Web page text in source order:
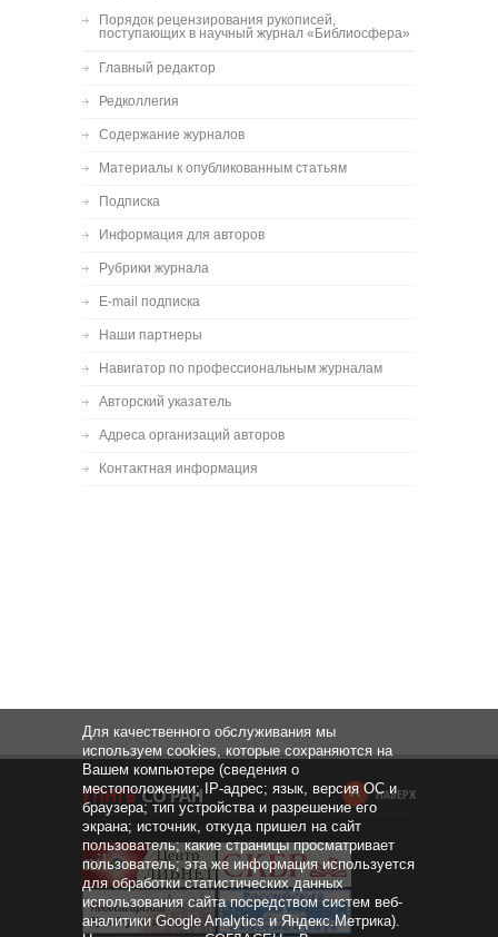
Порядок рецензирования рукописей,
поступающих в научный журнал «Библиосфера»
Главный редактор
Редколлегия
Содержание журналов
Материалы к опубликованным статьям
Подписка
Информация для авторов
Рубрики журнала
E-mail подписка
Наши партнеры
Навигатор по профессиональным журналам
Авторский указатель
Адреса организаций авторов
Контактная информация
НАВЕРХ
Для качественного обслуживания мы
используем cookies, которые сохраняются на
Вашем компьютере (сведения о
местоположении; IP-адрес; язык, версия ОС и
браузера; тип устройства и разрешение его
экрана; источник, откуда пришел на сайт
пользователь; какие страницы просматривает
пользователь; эта же информация используется
для обработки статистических данных
использования сайта посредством систем веб-
аналитики Google Analytics и Яндекс.Метрика).